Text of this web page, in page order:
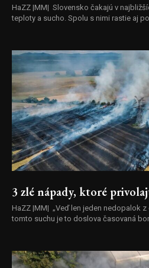
HaZZ |MM| Slovensko čakajú v
teploty a sucho. Spolu s nimi rastie aj
3 zlé nápady, ktoré
HaZZ |MM| ​„Veď len jeden nedopalok z
tomto suchu je to doslova časovaná